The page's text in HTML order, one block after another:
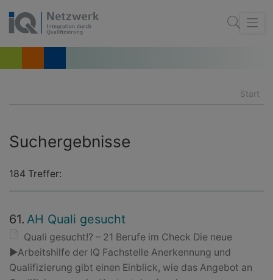
Start
Suchergebnisse
184 Treffer:
61. AH Quali gesucht
Quali gesucht!? – 21 Berufe im Check Die neue
►Arbeitshilfe der IQ Fachstelle Anerkennung und
Qualifizierung gibt einen Einblick, wie das Angebot an